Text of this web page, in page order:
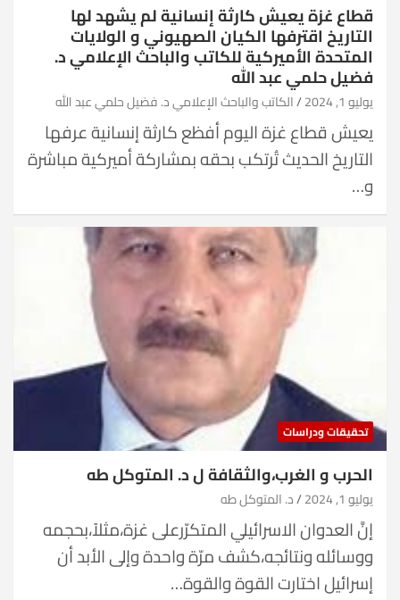
قطاع غزة يعيش كارثة إنسانية لم يشهد لها
التاريخ اقترفها الكيان الصهيوني و الولايات
المتحدة الأميركية للكاتب والباحث الإعلامي د.
فضيل حلمي عبد الله
يوليو 1, 2024 الكاتب والباحث الإعلامي د. فضيل حلمي عبد الله
يعيش قطاع غزة اليوم أفظع كارثة إنسانية عرفها
التاريخ الحديث تُرتكب بحقه بمشاركة أميركية مباشرة
و…
تحقيقات ودراسات
الحرب و الغرب،والثقافة ل د. المتوكل طه
يوليو 1, 2024 د. المتوكل طه
إنَّ العدوان الاسرائيلي المتكرّرعلى غزة،مثلاً،بحجمه
ووسائله ونتائجه،كشف مرّة واحدة وإلى الأبد أن
إسرائيل اختارت القوة والقوة…